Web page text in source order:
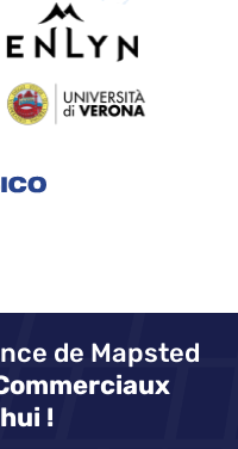
de Mapsted
!